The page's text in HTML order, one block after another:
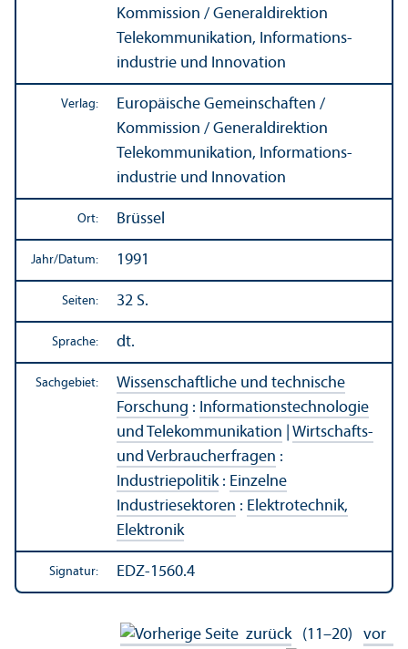
Kommission / Generaldirektion
Telekommunikation, Informations­
industrie und Innovation
Verlag:
Europäische Gemeinschaften /
Kommission / Generaldirektion
Telekommunikation, Informations­
industrie und Innovation
Ort: Brüssel
Jahr/Datum: 1991
Seiten: 32 S.
Sprache: dt.
Sachgebiet:
Wissenschaft­liche und technische
Forschung : Informations­technologie
und Telekommunikation
Wirtschafts-
und Verbraucherfragen :
Industriepolitik: Einzelne
Industriesektoren : Elektrotechnik,
Elektronik
Signatur: EDZ-1560.4
zurück(11–20) vor